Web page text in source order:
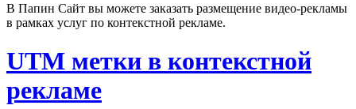
В Папин Сайт вы можете заказать размещение видео-рекламы
в рамках услуг по контекстной рекламе.
UTM метки в контекстной
рекламе